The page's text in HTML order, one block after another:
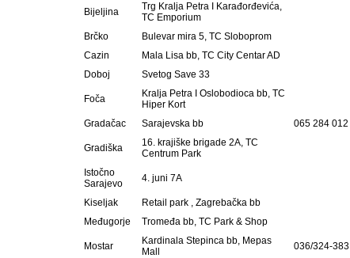
Bijeljina
Trg Kralja Petra I Karađorđevića,
TC Emporium
Brčko
Bulevar mira 5, TC Sloboprom
Cazin
Mala Lisa bb, TC City Centar AD
Doboj
Svetog Save 33
Foča
Kralja Petra I Oslobodioca bb, TC
Hiper Kort
Gradačac
Sarajevska bb 065 284 012
Gradiška
16. krajiške brigade 2A, TC
Centrum Park
Istočno
Sarajevo
4. juni 7A
Kiseljak
Retail park , Zagrebačka bb
Međugorje
Tromeđa bb, TC Park & Shop
Mostar
Kardinala Stepinca bb, Mepas
Mall
036/324-383